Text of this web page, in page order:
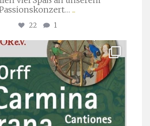
...
22 1
stuttgarter_oratorienchor
Juli 22